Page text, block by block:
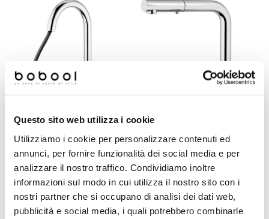
Questo sito web utilizza i cookie
Utilizziamo i cookie per personalizzare contenuti ed
annunci, per fornire funzionalità dei social media e per
analizzare il nostro traffico. Condividiamo inoltre
informazioni sul modo in cui utilizza il nostro sito con i
nostri partner che si occupano di analisi dei dati web,
pubblicità e social media, i quali potrebbero combinarle
Miscelatore lavello cucina
con doccetta estraibile
collo alto - Kobuk,
€ 395,28 € 237,20
con doccetta estraibile e
canna 90° - Kobuk,
€ 370,88 € 222,60